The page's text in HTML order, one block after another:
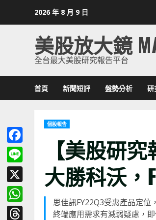
2026 年 8 月 9 日
美股放大鏡
全台最大美股研究報告平台
首頁 新聞短評 盤勢分析 研
個股報告
【美股研
大勝科沃，
思佳訊FY22Q3受惠產品定
終端應用需求有減弱疑慮，
Facebook
Line
X
WhatsApp